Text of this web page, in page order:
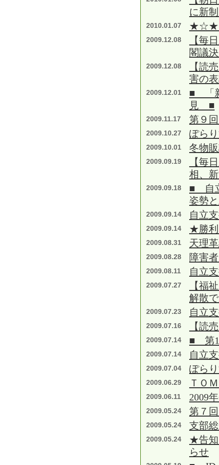
に新
2010.01.07 ★☆★
2009.12.08
【毎
閣議
2009.12.08
【読
害の
2009.12.01
■ 「
見 ■
2009.11.17 第９
2009.10.27 ぽら
2009.10.01 冬物
2009.09.19
【毎
相、
2009.09.18
■ 自
姿勢
2009.09.14 自立
2009.09.14 ★勝
2009.08.31 天理
2009.08.28 障害
2009.08.11 自立
2009.07.27
【福
解散
2009.07.23 自立
2009.07.16 【読
2009.07.14 ■ 第
2009.07.14 自立
2009.07.04 ぽら
2009.06.29 ＴＯ
2009.06.11 2009
2009.05.24 第７
2009.05.24 支部
2009.05.24
★告
らせ